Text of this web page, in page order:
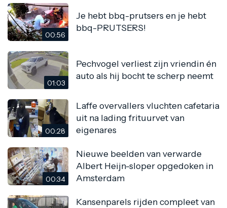
00:56
Je hebt bbq-prutsers en je hebt
bbq-PRUTSERS!
01:03
Pechvogel verliest zijn vriendin én
auto als hij bocht te scherp neemt
00:28
Laffe overvallers vluchten cafetaria
uit na lading frituurvet van
eigenares
00:34
Nieuwe beelden van verwarde
Albert Heijn-sloper opgedoken in
Amsterdam
Kansenparels rijden compleet van